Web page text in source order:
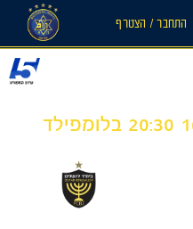
התחבר ‪/‬ הצטרף